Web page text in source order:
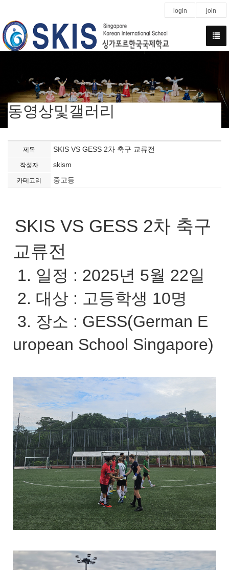
login join
동영상및갤러리
제목 SKIS VS GESS 2차 축구 교류전
작성자 skism
카테고리 중고등
SKIS VS GESS 2차 축구
교류전
1. 일정 : 2025년 5월 22일
2. 대상 : 고등학생 10명
3. 장소 : GESS(German E
uropean School Singapore)